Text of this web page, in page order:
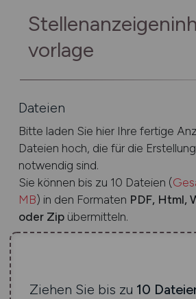
vorlage
Dateien
Bitte laden Sie hier Ihre fertige
Dateien hoch, die für die
notwendig sind.
Sie können bis zu 10 Dateien (
MB) in den Formaten PDF, Html,
oder Zip übermitteln.
Ziehen Sie bis zu 10